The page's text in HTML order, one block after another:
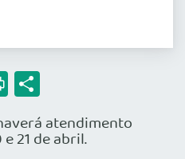
Print
atendimento
21 de abril.